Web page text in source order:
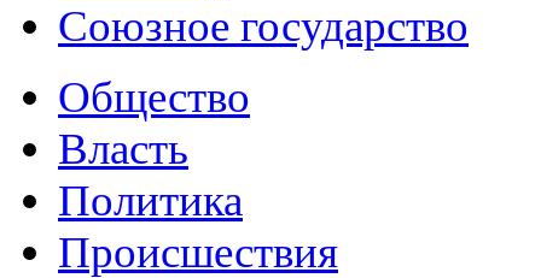
Союзное государство
Общество
Власть
Политика
Происшествия